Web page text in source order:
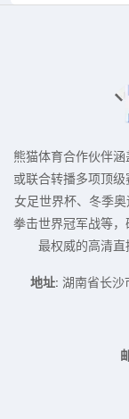
熊猫体育合作伙伴
或联合转播多项顶级
女足世界杯、冬季奥
拳击世界冠军战等
最权威的高清直
地址: 湖南省长沙